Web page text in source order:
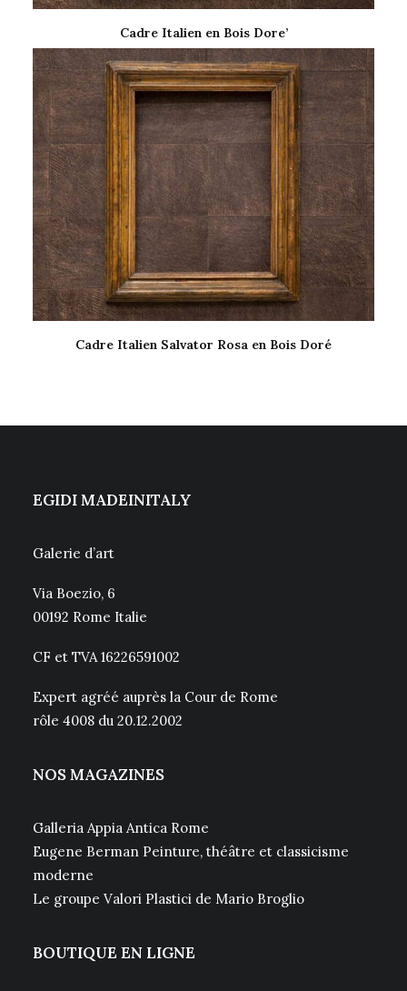
LIRE LA SUITE
Cadre Italien en Bois Dore’
Cadre Italien Salvator Rosa en Bois Doré
EGIDI MADEINITALY
Galerie d’art
Via Boezio, 6
00192 Rome Italie
CF et TVA 16226591002
Expert agréé auprès la Cour de Rome
rôle 4008 du 20.12.2002
NOS MAGAZINES
Galleria Appia Antica Rome
Eugene Berman Peinture, théâtre et classicisme
moderne
Le groupe Valori Plastici de Mario Broglio
BOUTIQUE EN LIGNE